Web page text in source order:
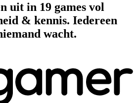
uit in 19 games vol
& kennis. Iedereen
wacht.